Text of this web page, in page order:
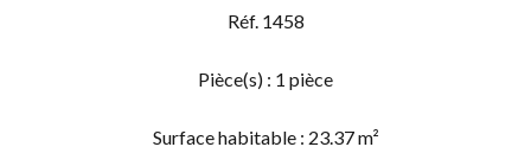
Réf. 1458
Pièce(s) : 1 pièce
Surface habitable : 23.37 m²